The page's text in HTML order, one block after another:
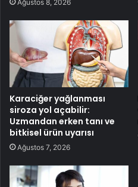
Ağustos 8, 2026
Karaciğer yağlanması
siroza yol açabilir:
Uzmandan erken tanı ve
bitkisel ürün uyarısı
Ağustos 7, 2026